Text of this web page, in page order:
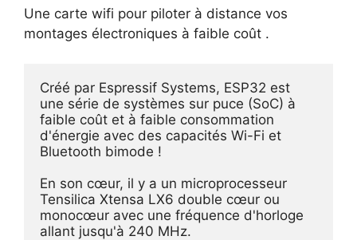
Une carte wifi pour piloter à distance vos
montages électroniques à faible coût .
Créé par Espressif Systems, ESP32 est
une série de systèmes sur puce (SoC) à
faible coût et à faible consommation
d'énergie avec des capacités Wi-Fi et
Bluetooth bimode !
En son cœur, il y a un microprocesseur
Tensilica Xtensa LX6 double cœur ou
monocœur avec une fréquence d'horloge
allant jusqu'à 240 MHz.